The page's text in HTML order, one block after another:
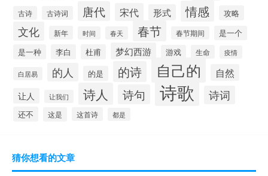
古诗 古诗词 唐代 宋代 形式 情感 攻略
文化 新年 时间 春天 春节 春节期间 是一个
是一种 李白 杜甫 梦幻西游 游戏 生命 疫情
白居易 的人 的是 的诗 自己的 自然
让人 让我们 诗人 诗句 诗歌 诗词
还不 这是 这首诗 都是
猜你想看的文章